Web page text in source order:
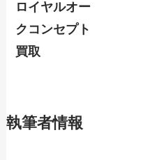
ロイヤルオー
クコンセプト
買取
執筆者情報